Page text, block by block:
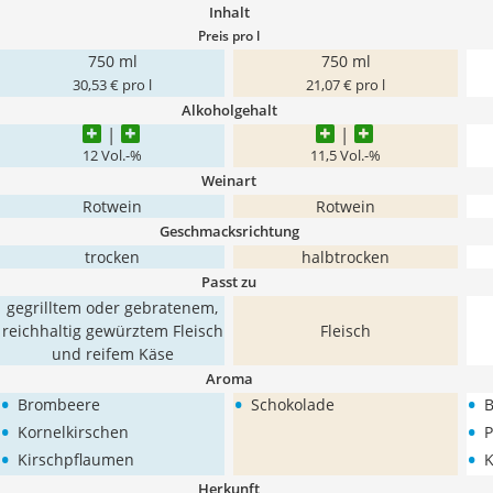
Inhalt
Preis pro l
750 ml
30,53 € pro l
750 ml
21,07 € pro l
Alkoholgehalt
12 Vol.-% 11,5 Vol.-%
Weinart
Rotwein Rotwein
Geschmacksrichtung
trocken halbtrocken
Passt zu
gegrilltem oder gebratenem,
reichhaltig gewürztem Fleisch
und reifem Käse
Fleisch
Aroma
• Brombeere
• Kornelkirschen
• Kirschpflaumen
• Schokolade •
•
•
Herkunft